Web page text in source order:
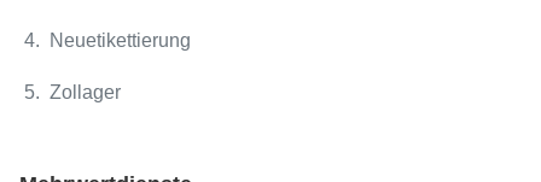
4. Neuetikettierung
5. Zollager